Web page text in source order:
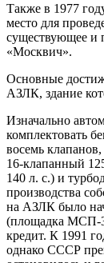
Также в 1977
место для
существующее и
«Москвич».
Основные
АЗЛК, здание
Изначально
комплектовать
восемь
16-клапанный
140 л. с.) и
производства
на АЗЛК было
(площадка МСП-
кредит. К 1991
однако СССР